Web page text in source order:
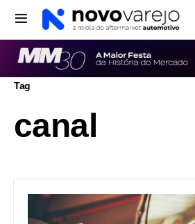
Tag
canal